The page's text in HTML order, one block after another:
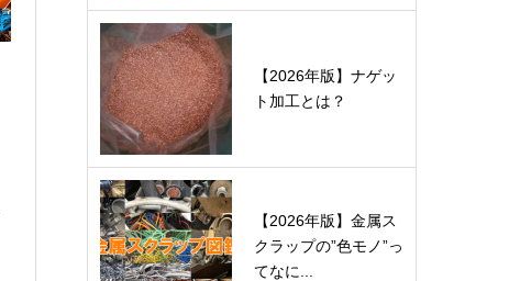
【2026年版】ナゲッ
ト加工とは？
【2026年版】金属ス
クラップの”色モノ”っ
てなに...